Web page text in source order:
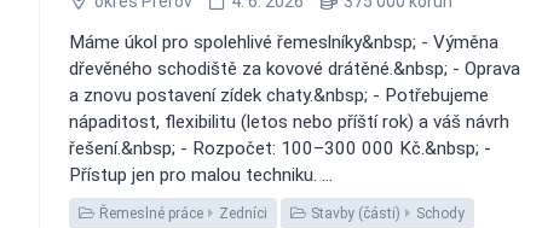
Máme úkol pro spolehlivé řemeslníky&nbsp; - Výměna
dřevěného schodiště za kovové drátěné.&nbsp; - Oprava
a znovu postavení zídek chaty.&nbsp; - Potřebujeme
nápaditost, flexibilitu (letos nebo příští rok) a váš návrh
řešení.&nbsp; - Rozpočet: 100–300 000 Kč.&nbsp; -
Přístup jen pro malou techniku. ️...
Řemeslné práce Zedníci Stavby (části) Schody